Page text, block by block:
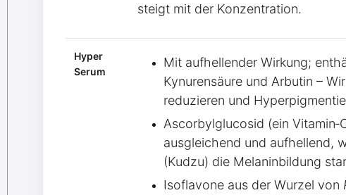
steigt mit der Konzentration.
Hyper
Serum
Mit aufhellender Wirkung;
Kynurensäure und Arbutin –
reduzieren und
Ascorbylglucosid (ein
ausgleichend und aufhellend,
(Kudzu) die Melaninbildung
Isoflavone aus der Wurzel von